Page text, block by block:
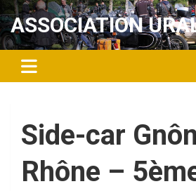
Aller
au
contenu
ASSOCIATION
Side-car
Rhône –